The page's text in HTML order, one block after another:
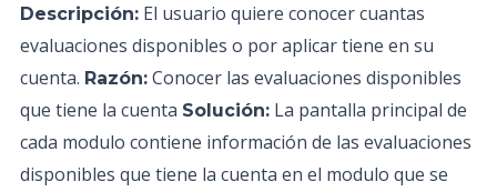
Descripción: El usuario quiere conocer cuantas
evaluaciones disponibles o por aplicar tiene en su
cuenta. Razón: Conocer las evaluaciones disponibles
que tiene la cuenta Solución: La pantalla principal de
cada modulo contiene información de las evaluaciones
disponibles que tiene la cuenta en el modulo que se